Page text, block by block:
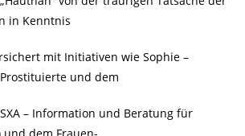
in Kenntnis
mit Initiativen wie Sophie –
und dem
– Information und Beratung für
dem Frauen-